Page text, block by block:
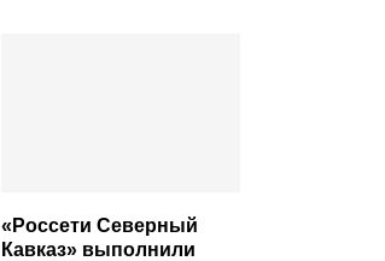
«Россети Северный
Кавказ» выполнили